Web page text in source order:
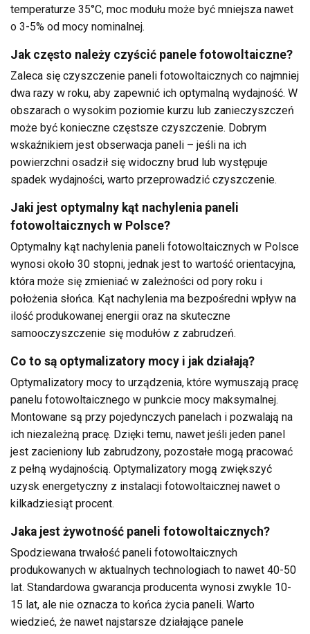
temperaturze 35°C, moc modułu może być mniejsza nawet
o 3-5% od mocy nominalnej.
Jak często należy czyścić panele fotowoltaiczne?
Zaleca się czyszczenie paneli fotowoltaicznych co najmniej
dwa razy w roku, aby zapewnić ich optymalną wydajność. W
obszarach o wysokim poziomie kurzu lub zanieczyszczeń
może być konieczne częstsze czyszczenie. Dobrym
wskaźnikiem jest obserwacja paneli – jeśli na ich
powierzchni osadził się widoczny brud lub występuje
spadek wydajności, warto przeprowadzić czyszczenie.
Jaki jest optymalny kąt nachylenia paneli
fotowoltaicznych w Polsce?
Optymalny kąt nachylenia paneli fotowoltaicznych w Polsce
wynosi około 30 stopni, jednak jest to wartość orientacyjna,
która może się zmieniać w zależności od pory roku i
położenia słońca. Kąt nachylenia ma bezpośredni wpływ na
ilość produkowanej energii oraz na skuteczne
samooczyszczenie się modułów z zabrudzeń.
Co to są optymalizatory mocy i jak działają?
Optymalizatory mocy to urządzenia, które wymuszają pracę
panelu fotowoltaicznego w punkcie mocy maksymalnej.
Montowane są przy pojedynczych panelach i pozwalają na
ich niezależną pracę. Dzięki temu, nawet jeśli jeden panel
jest zacieniony lub zabrudzony, pozostałe mogą pracować
z pełną wydajnością. Optymalizatory mogą zwiększyć
uzysk energetyczny z instalacji fotowoltaicznej nawet o
kilkadziesiąt procent.
Jaka jest żywotność paneli fotowoltaicznych?
Spodziewana trwałość paneli fotowoltaicznych
produkowanych w aktualnych technologiach to nawet 40-50
lat. Standardowa gwarancja producenta wynosi zwykle 10-
15 lat, ale nie oznacza to końca życia paneli. Warto
wiedzieć, że nawet najstarsze działające panele